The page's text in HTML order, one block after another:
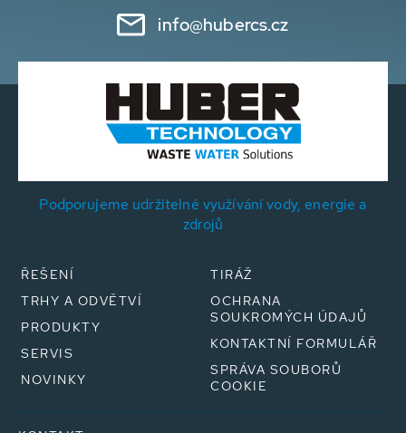
info@hubercs.cz
Podporujeme udržitelné využívání vody, energie a
zdrojů
ŘEŠENÍ
TRHY A ODVĚTVÍ
PRODUKTY
SERVIS
NOVINKY
TIRÁŽ
OCHRANA
SOUKROMÝCH ÚDAJŮ
KONTAKTNÍ FORMULÁŘ
SPRÁVA SOUBORŮ
COOKIE